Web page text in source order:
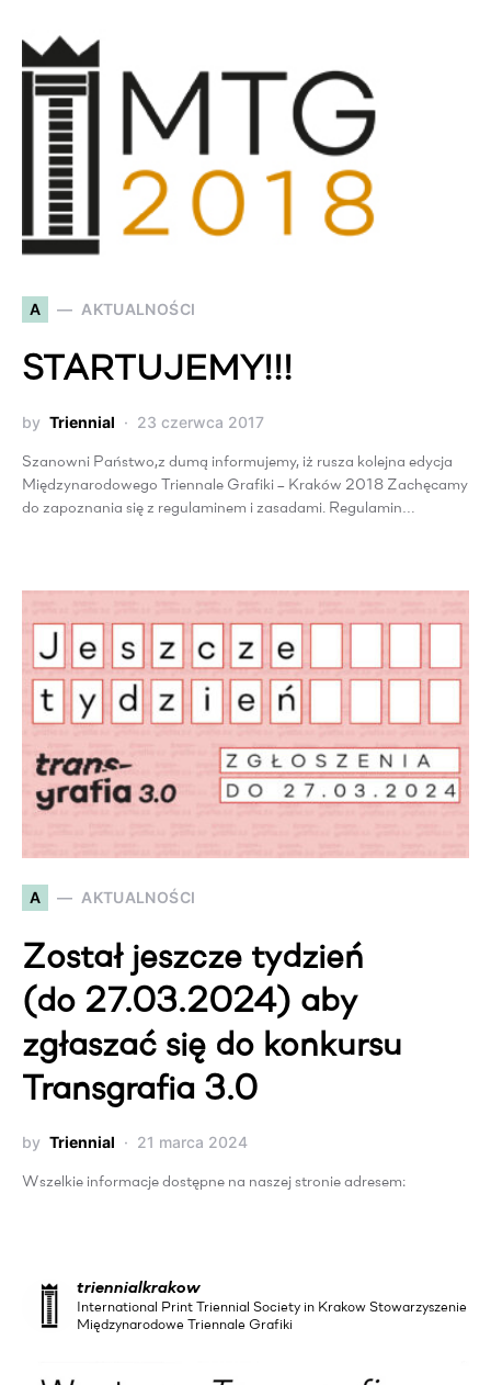
A AKTUALNOŚCI
STARTUJEMY!!!
by Triennial 23 czerwca 2017
Szanowni Państwo,z dumą informujemy, iż rusza kolejna edycja
Międzynarodowego Triennale Grafiki – Kraków 2018 Zachęcamy
do zapoznania się z regulaminem i zasadami. Regulamin…
A AKTUALNOŚCI
Został jeszcze tydzień
(do 27.03.2024) aby
zgłaszać się do konkursu
Transgrafia 3.0
by Triennial 21 marca 2024
Wszelkie informacje dostępne na naszej stronie adresem:
triennialkrakow
International Print Triennial Society in Krakow Stowarzyszenie
Międzynarodowe Triennale Grafiki